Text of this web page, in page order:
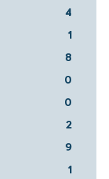
4
1
8
0
0
2
9
1